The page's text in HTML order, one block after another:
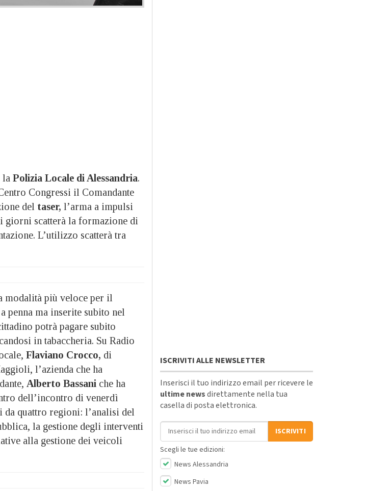
la Polizia Locale di Alessandria.
Congressi il Comandante
del taser, l’arma a impulsi
giorni scatterà la formazione di
L’utilizzo scatterà tra
modalità più veloce per il
penna ma inserite subito nel
potrà pagare subito
in tabaccheria. Su Radio
Flaviano Crocco, di
l’azienda che ha
Alberto Bassani che ha
dell’incontro di venerdì
quattro regioni: l’analisi del
la gestione degli interventi
alla gestione dei veicoli
ISCRIVITI ALLE NEWSLETTER
Inserisci il tuo indirizzo email per ricevere le
ultime newsdirettamente nella tua
casella di posta elettronica.
Indirizzo email
ISCRIVITI
Scegli le tue edizioni:
News Alessandria
News Pavia